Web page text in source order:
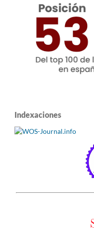
Indexaciones